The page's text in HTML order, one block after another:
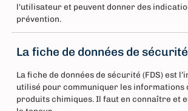
l'utilisateur et peuvent donner des
prévention.
La fiche de données de sécurité
La fiche de données de sécurité (FDS) est
utilisé pour communiquer les informations
produits chimiques. Il faut en connaître et